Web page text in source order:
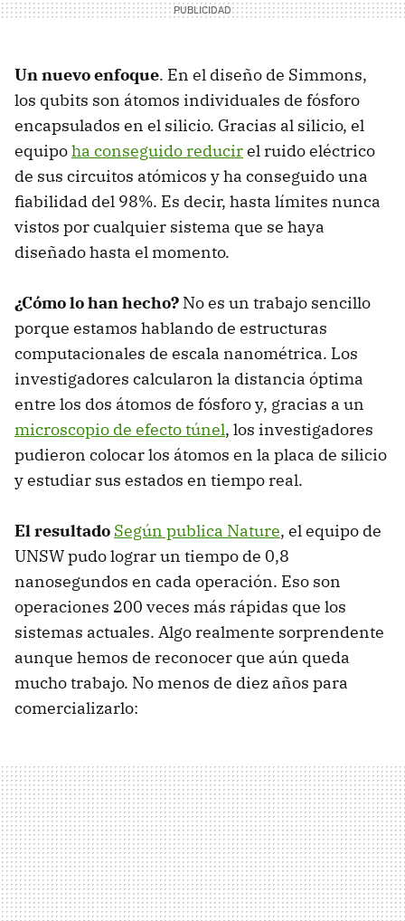
Un nuevo enfoque. En el diseño de Simmons,
los qubits son átomos individuales de fósforo
encapsulados en el silicio. Gracias al silicio, el
equipoha conseguido reducirel ruido eléctrico
de sus circuitos atómicos y ha conseguido una
fiabilidad del 98%. Es decir, hasta límites nunca
vistos por cualquier sistema que se haya
diseñado hasta el momento.
¿Cómo lo han hecho? No es un trabajo sencillo
porque estamos hablando de estructuras
computacionales de escala nanométrica. Los
investigadores calcularon la distancia óptima
entre los dos átomos de fósforo y, gracias a un
microscopio de efecto túnel, los investigadores
pudieron colocar los átomos en la placa de silicio
y estudiar sus estados en tiempo real.
El resultado Según publica Nature, el equipo de
UNSW pudo lograr un tiempo de 0,8
nanosegundos en cada operación. Eso son
operaciones 200 veces más rápidas que los
sistemas actuales. Algo realmente sorprendente
aunque hemos de reconocer que aún queda
mucho trabajo. No menos de diez años para
comercializarlo: